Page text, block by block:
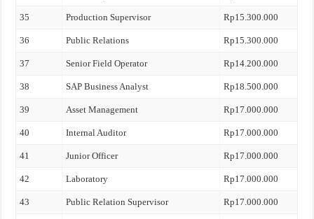
35 Production Supervisor Rp15.300.000
36 Public Relations Rp15.300.000
37 Senior Field Operator Rp14.200.000
38 SAP Business Analyst Rp18.500.000
39 Asset Management Rp17.000.000
40 Internal Auditor Rp17.000.000
41 Junior Officer Rp17.000.000
42 Laboratory Rp17.000.000
43 Public Relation Supervisor Rp17.000.000